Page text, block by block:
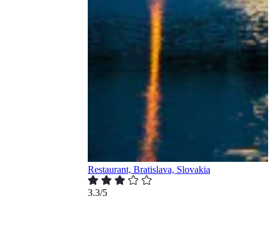
Restaurant, Bratislava, Slovakia
3.3/5